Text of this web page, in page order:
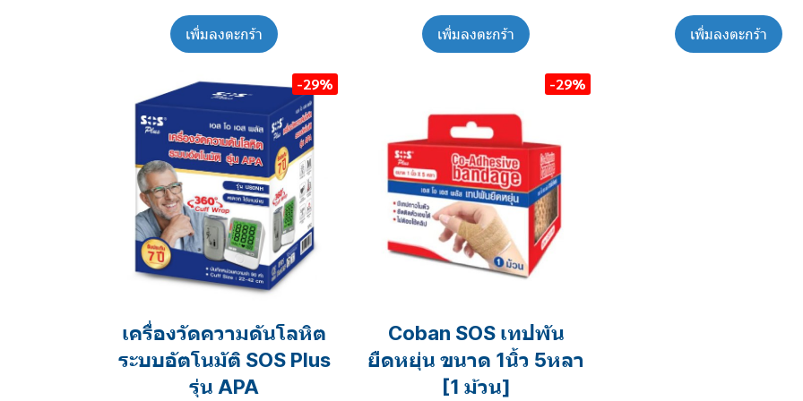
เพิ่มลงตะกร้า เพิ่มลงตะกร้า เพิ่มลงตะกร้า
-29%
เครื่องวัดความดันโลหิต
ระบบอัตโนมัติ SOS Plus
รุ่น APA
-29%
Coban SOS เทปพัน
ยืดหยุ่น ขนาด 1นิ้ว 5หลา
[1 ม้วน]